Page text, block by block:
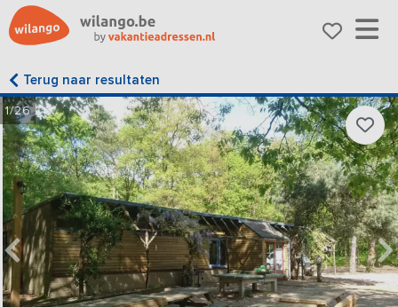
Terug naar resultaten
1/26